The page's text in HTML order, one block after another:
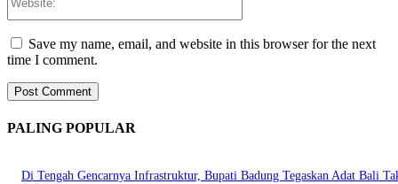
Save my name, email, and website in this browser for the next
time I comment.
PALING POPULAR
Di Tengah Gencarnya Infrastruktur, Bupati Badung Tegaskan Adat Bali